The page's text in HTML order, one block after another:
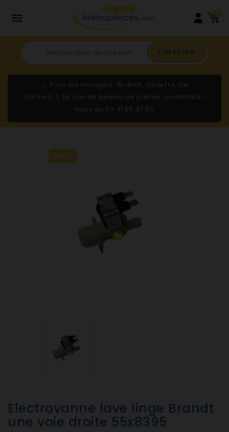
 0
CHERCHER
⚠️ Pour les marques : Brandt, Vedette, De
Dietrich ⚠️ En cas de besoin de pièces, contactez-
nous au 02 41 65 37 52
Neuf
Electrovanne lave linge Brandt
une voie droite 55x8395